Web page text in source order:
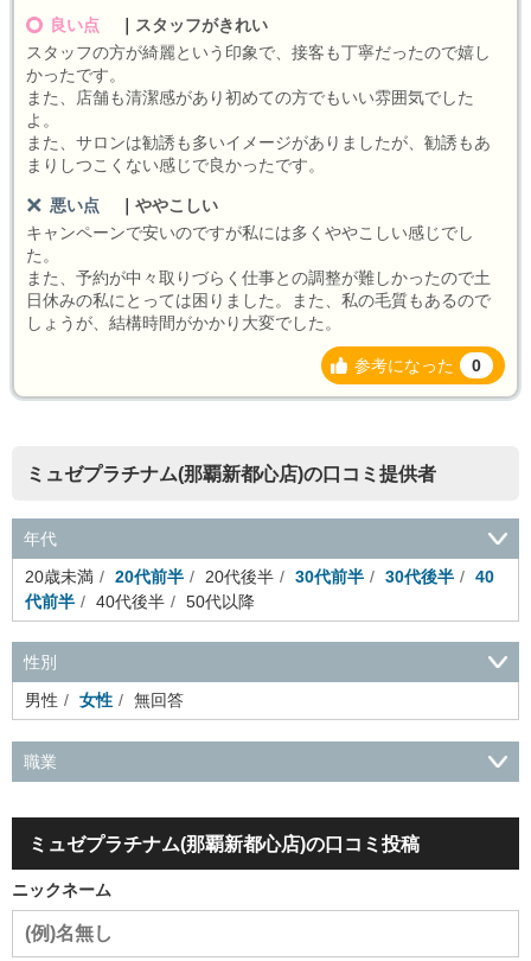
良い点
スタッフがきれい
スタッフの方が綺麗という印象で、接客も丁寧だったので嬉し
かったです。
また、店舗も清潔感があり初めての方でもいい雰囲気でした
よ。
また、サロンは勧誘も多いイメージがありましたが、勧誘もあ
まりしつこくない感じで良かったです。
悪い点
ややこしい
キャンペーンで安いのですが私には多くややこしい感じでし
た。
また、予約が中々取りづらく仕事との調整が難しかったので土
日休みの私にとっては困りました。また、私の毛質もあるので
しょうが、結構時間がかかり大変でした。
参考になった 0
ミュゼプラチナム(那覇新都心店)の口コミ提供者
年代
20歳未満
20代前半 20代後半 30代前半 30代後半
40
代前半
40代後半 50代以降
性別
男性
女性 無回答
職業
品
アミューズメント・エンターテイメント・ゲーム関連
容・エステ・リラクゼーション
旅行・ホテル・航空・ブライ
ダル・葬祭
音響
芸能・イベント・コンパニオン
ム開発・SE・インフラ）
ミュゼプラチナム(那覇新都心店)の口コミ投稿
ニックネーム